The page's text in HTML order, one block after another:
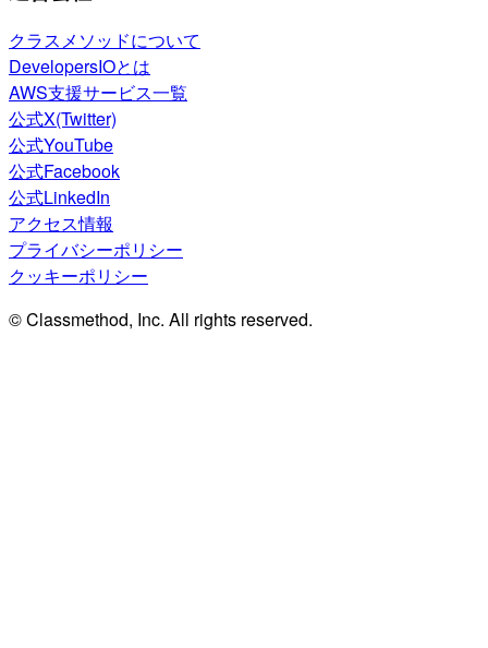
クラスメソッドについて
DevelopersIOとは
AWS支援サービス一覧
公式X(Twitter)
公式YouTube
公式Facebook
公式LinkedIn
アクセス情報
プライバシーポリシー
クッキーポリシー
© Classmethod, Inc. All rights reserved.